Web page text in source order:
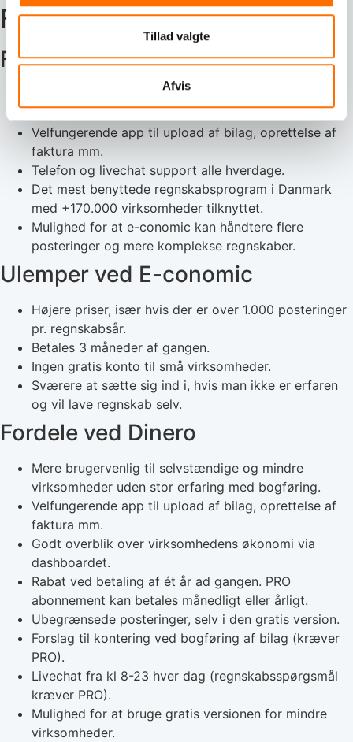
Tillad valgte
Afvis
Fordele / ulemper
Fordele ved E-conomic
Væsentlig bedre og hurtigere bilagshåndtering, især
for større virksomheder.
Velfungerende app til upload af bilag, oprettelse af
faktura mm.
Telefon og livechat support alle hverdage.
Det mest benyttede regnskabsprogram i Danmark
med +170.000 virksomheder tilknyttet.
Mulighed for at e-conomic kan håndtere flere
posteringer og mere komplekse regnskaber.
Ulemper ved E-conomic
Højere priser, især hvis der er over 1.000 posteringer
pr. regnskabsår.
Betales 3 måneder af gangen.
Ingen gratis konto til små virksomheder.
Sværere at sætte sig ind i, hvis man ikke er erfaren
og vil lave regnskab selv.
Fordele ved Dinero
Mere brugervenlig til selvstændige og mindre
virksomheder uden stor erfaring med bogføring.
Velfungerende app til upload af bilag, oprettelse af
faktura mm.
Godt overblik over virksomhedens økonomi via
dashboardet.
Rabat ved betaling af ét år ad gangen. PRO
abonnement kan betales månedligt eller årligt.
Ubegrænsede posteringer, selv i den gratis version.
Forslag til kontering ved bogføring af bilag (kræver
PRO).
Livechat fra kl 8-23 hver dag (regnskabsspørgsmål
kræver PRO).
Mulighed for at bruge gratis versionen for mindre
virksomheder.